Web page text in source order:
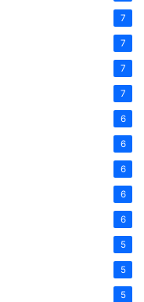
7
7
7
7
6
6
6
6
6
5
5
5